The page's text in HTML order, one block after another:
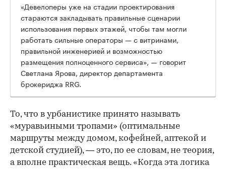
00:00
«Девелоперы уже на стадии проектирования
стараются закладывать правильные сценарии
использования первых этажей, чтобы там могли
работать сильные операторы — с витринами,
правильной инженерией и возможностью
размещения полноценного сервиса», — говорит
Светлана Ярова, директор департамента
брокериджа RRG.
То, что в урбанистике принято называть
«муравьиными тропами» (оптимальные
маршруты между домом, кофейней, аптекой и
детской студией), — это, по ее словам, не теория,
а вполне практическая вещь. «Когда эта логика